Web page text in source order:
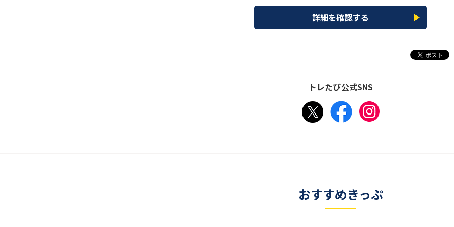
詳細を確認する
トレたび公式SNS
おすすめきっぷ